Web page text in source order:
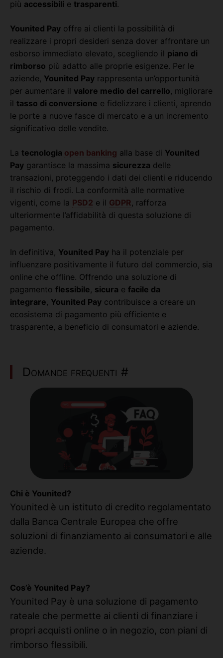
più accessibili e trasparenti.
Younited Pay offre ai clienti la possibilità di
realizzare i propri desideri senza dover affrontare un
esborso immediato elevato, scegliendo il piano di
rimborso più adatto alle proprie esigenze. Per le
aziende, Younited Pay rappresenta un’opportunità
per aumentare il valore medio del carrello, migliorare
il tasso di conversione e fidelizzare i clienti, aprendo
le porte a nuove fasce di mercato e a un incremento
significativo delle vendite.
La tecnologia open banking alla base di Younited
Pay garantisce la massima sicurezza delle
transazioni, proteggendo i dati dei clienti e riducendo
il rischio di frodi. La conformità alle normative
vigenti, come la PSD2 e il GDPR, rafforza
ulteriormente l’affidabilità di questa soluzione di
pagamento.
In definitiva, Younited Pay ha il potenziale per
influenzare positivamente il futuro del commercio, sia
online che offline. Offrendo una soluzione di
pagamento flessibile, sicura e facile da
integrare, Younited Pay contribuisce a creare un
ecosistema di pagamento più efficiente e
trasparente, a beneficio di consumatori e aziende.
Domande frequenti #
Chi è Younited?
Younited è un istituto di credito regolamentato
dalla Banca Centrale Europea che offre
soluzioni di finanziamento ai consumatori e alle
aziende.
Cos’è Younited Pay?
Younited Pay è una soluzione di pagamento
rateale che permette ai clienti di finanziare i
propri acquisti online o in negozio, con piani di
rimborso flessibili.